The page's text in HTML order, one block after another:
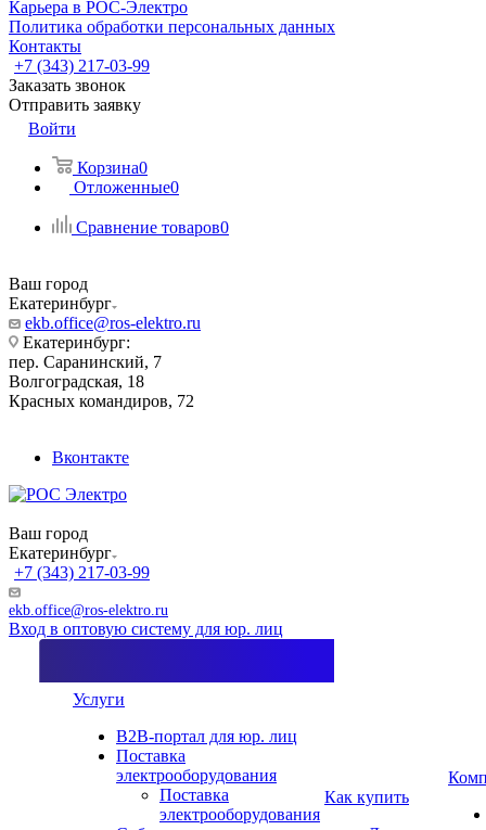
Карьера в РОС-Электро
Политика обработки персональных данных
Контакты
+7 (343) 217-03-99
Заказать звонок
Отправить заявку
Войти
Корзина0
Отложенные0
Сравнение товаров0
Ваш город
Екатеринбург
ekb.office@ros-elektro.ru
Екатеринбург:
пер. Саранинский, 7
Волгоградская, 18
Красных командиров, 72
Вконтакте
Ваш город
Екатеринбург
+7 (343) 217-03-99
ekb.office@ros-elektro.ru
Вход в оптовую систему для юр. лиц
Услуги
B2B-портал для юр. лиц
Поставка
электрооборудования
Поставка
электрооборудования
Как купить